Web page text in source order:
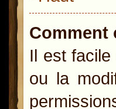
Comment
Il est
ou la